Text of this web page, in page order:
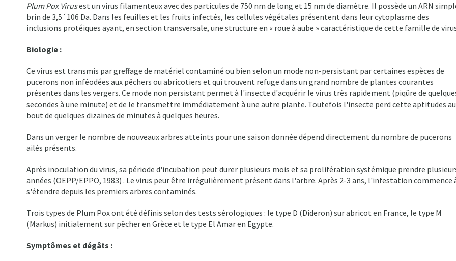
Plum Pox Virusest un virus filamenteux avec des particules de 750 nm de long et 15 nm de diamètre. Il possède un ARN
brin de 3,5´106 Da. Dans les feuilles et les fruits infectés, les cellules végétales présentent dans leur cytoplasme des
inclusions protéiques ayant, en section transversale, une structure en « roue à aube » caractéristique de cette famille de
Biologie :
Ce virus est transmis par greffage de matériel contaminé ou bien selon un mode non-persistant par certaines espèces de
pucerons non inféodées aux pêchers ou abricotiers et qui trouvent refuge dans un grand nombre de plantes courantes
présentes dans les vergers. Ce mode non persistant permet à l'insecte d'acquérir le virus très rapidement (piqûre de
secondes à une minute) et de le transmettre immédiatement à une autre plante. Toutefois l'insecte perd cette aptitudes au
bout de quelques dizaines de minutes à quelques heures.
Dans un verger le nombre de nouveaux arbres atteints pour une saison donnée dépend directement du nombre de pucerons
ailés présents.
Après inoculation du virus, sa période d'incubation peut durer plusieurs mois et sa prolifération systémique prendre
années (OEPP/EPPO, 1983) . Le virus peur être irrégulièrement présent dans l'arbre. Après 2-3 ans, l'infestation commence
s'étendre depuis les premiers arbres contaminés.
Trois types de Plum Pox ont été définis selon des tests sérologiques : le type D (Dideron) sur abricot en France, le type M
(Markus) initialement sur pêcher en Grèce et le type El Amar en Egypte.
Symptômes et dégâts :